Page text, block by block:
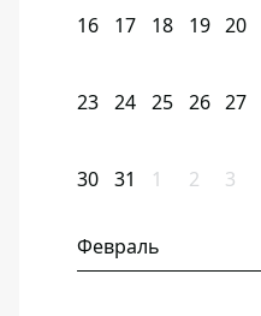
16 17 18 19 20
23 24 25 26 27
30 31 1 2 3
Февраль